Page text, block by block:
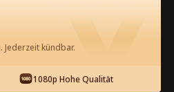
kündbar.
1080p Hohe Qualität